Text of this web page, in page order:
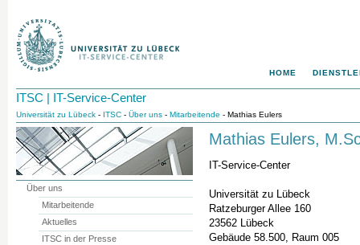
HOME
ITSC | IT-Service-Center
Universität zu Lübeck - ITSC - Über uns - Mitarbeitende - Mathias Eulers
Mathias Eulers,
IT-Service-Center
Universität zu Lübeck
Ratzeburger Allee 160
23562 Lübeck
Gebäude 58.500, Raum 005
Über uns
Mitarbeitende
Aktuelles
ITSC in der Presse